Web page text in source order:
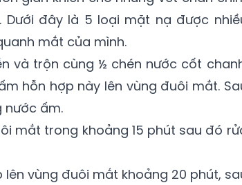
đây là 5 loại mặt nạ được
mắt của mình.
và trộn cùng ½ chén nước cốt
hỗn hợp này lên vùng đuôi mắt.
nước ấm.
mắt trong khoảng 15 phút sau đó
vùng đuôi mắt khoảng 20 phút,